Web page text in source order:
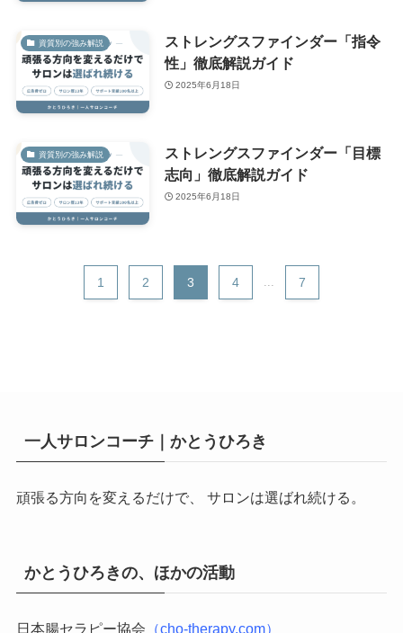
資質別の強み解説
ストレングスファインダー「指令
性」徹底解説ガイド
2025年6月18日
資質別の強み解説
ストレングスファインダー「目標
志向」徹底解説ガイド
2025年6月18日
1 2 3 4 7
一人サロンコーチ｜かとうひろき
頑張る方向を変えるだけで、 サロンは選ばれ続ける。
かとうひろきの、ほかの活動
日本腸セラピー協会 （cho-therapy.com）